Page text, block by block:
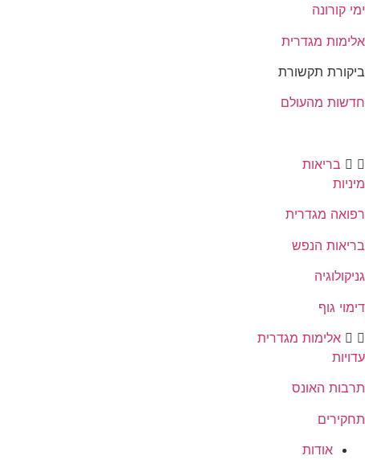
ימי קורונה
אלימות מגדרית
ביקורת תקשורת
חדשות מהעולם
בריאות
מיניות
רפואה מגדרית
בריאות הנפש
גניקולוגיה
דימוי גוף
אלימות מגדרית
עדויות
תרבות האונס
תחקירים
אודות